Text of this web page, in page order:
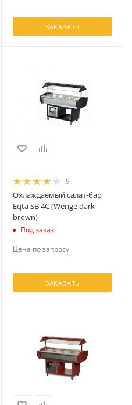
ЗАКАЗАТЬ
9
Охлаждаемый салат-бар
Eqta SB 4C (Wenge dark
brown)
Под заказ
Цена по запросу
ЗАКАЗАТЬ